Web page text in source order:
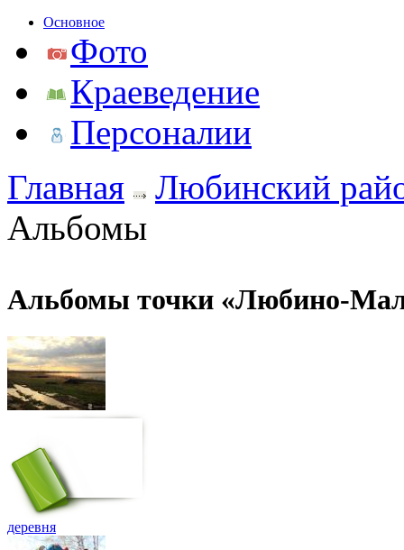
Основное
Фото
Краеведение
Персоналии
Главная
Любинский
Альбомы
Альбомы точки «Любино-
деревня